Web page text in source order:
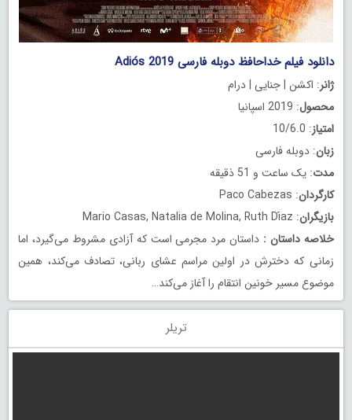
دانلود فیلم خداحافظ دوبله فارسی Adiós 2019
ژانر: اکشن | جنایی | درام
محصول: 2019 اسپانیا
امتیاز: 10/6.0
زبان: دوبله فارسی
مدت: یک ساعت و 51 ذقیقه
کارگردان: Paco Cabezas
بازیگران: Mario Casas, Natalia de Molina, Ruth Díaz
خلاصه داستان : داستان مرد مجرمی است که آزادی مشروط می‌گیرد، اما
زمانی که دخترش در اولین مراسم عشای ربانی، تصادف می‌کند، همین
موضوع مسیر خونین انتقام را آغاز می‌کند…
تریلر